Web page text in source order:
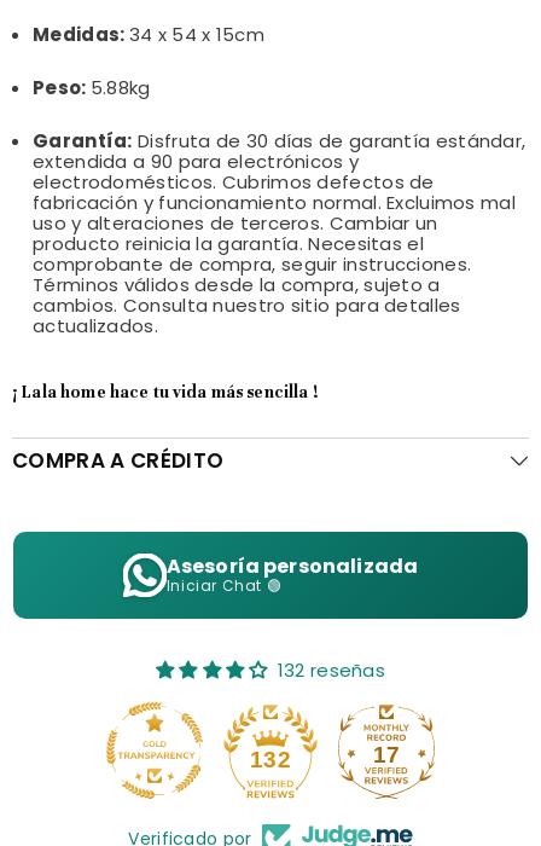
Medidas:34 x 54 x 15cm
Peso: 5.88kg
Garantía: Disfruta de 30 días de garantía estándar,
extendida a 90 para electrónicos y
electrodomésticos. Cubrimos defectos de
fabricación y funcionamiento normal. Excluimos mal
uso y alteraciones de terceros. Cambiar un
producto reinicia la garantía. Necesitas el
comprobante de compra, seguir instrucciones.
Términos válidos desde la compra, sujeto a
cambios. Consulta nuestro sitio para detalles
actualizados.
¡ Lala home hace tu vida más sencilla !
COMPRA A CRÉDITO
Asesoría personalizada
Iniciar Chat 🟢
132 reseñas
132 17
Verificado por